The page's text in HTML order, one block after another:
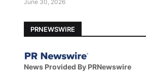
June 30, 2026
PRNEWSWIRE
News Provided By PRNewswire